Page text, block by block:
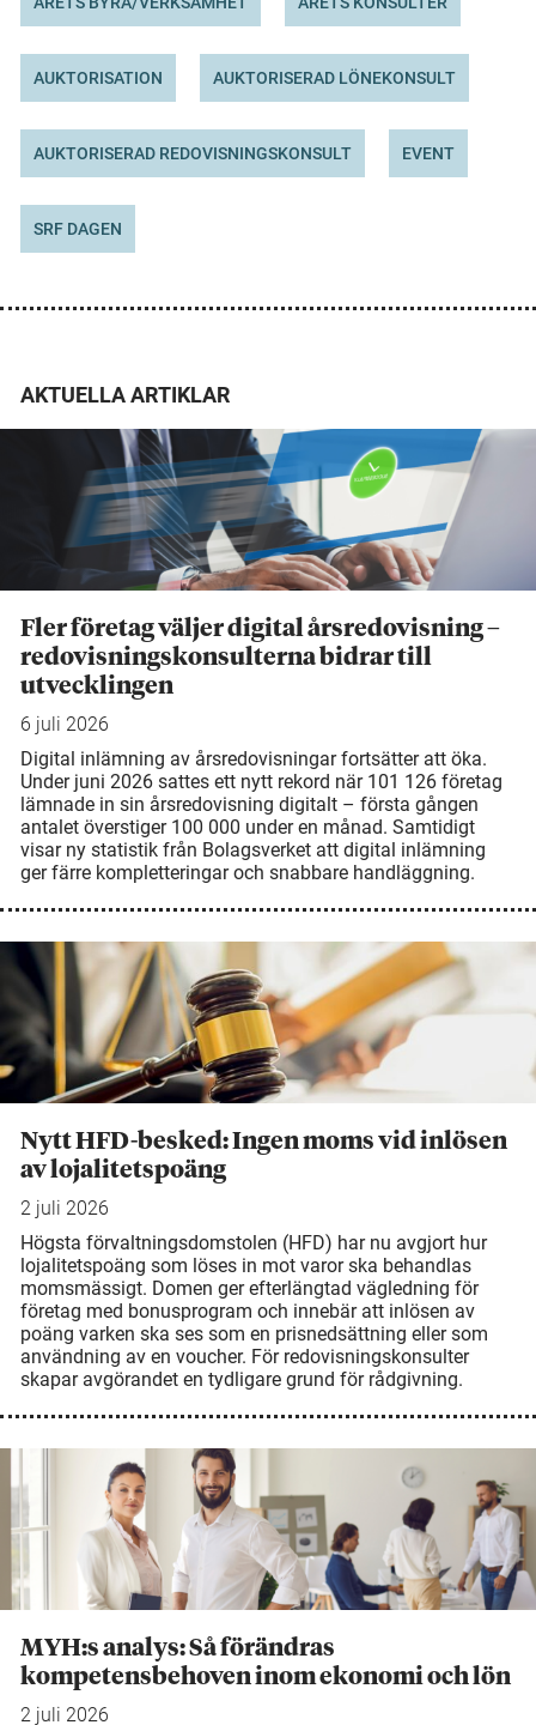
AUKTORISATION AUKTORISERAD LÖNEKONSULT
AUKTORISERAD REDOVISNINGSKONSULT EVENT
SRF DAGEN
AKTUELLA ARTIKLAR
Fler företag väljer digital årsredovisning –
redovisningskonsulterna bidrar till
utvecklingen
6 juli 2026
Digital inlämning av årsredovisningar fortsätter att öka.
Under juni 2026 sattes ett nytt rekord när 101 126 företag
lämnade in sin årsredovisning digitalt – första gången
antalet överstiger 100 000 under en månad. Samtidigt
visar ny statistik från Bolagsverket att digital inlämning
ger färre kompletteringar och snabbare handläggning.
Nytt HFD-besked: Ingen moms vid inlösen
av lojalitetspoäng
2 juli 2026
Högsta förvaltningsdomstolen (HFD) har nu avgjort hur
lojalitetspoäng som löses in mot varor ska behandlas
momsmässigt. Domen ger efterlängtad vägledning för
företag med bonusprogram och innebär att inlösen av
poäng varken ska ses som en prisnedsättning eller som
användning av en voucher. För redovisningskonsulter
skapar avgörandet en tydligare grund för rådgivning.
MYH:s analys: Så förändras
kompetensbehoven inom ekonomi och lön
2 juli 2026